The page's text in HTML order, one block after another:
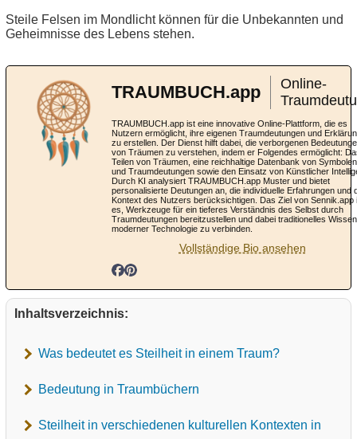
Steile Felsen im Mondlicht können für die Unbekannten und
Geheimnisse des Lebens stehen.
TRAUMBUCH.app
Online-
TRAUMBUCH.app ist eine innovative Online-Plattform, die es
Nutzern ermöglicht, ihre eigenen Traumdeutungen und
zu erstellen. Der Dienst hilft dabei, die verborgenen
von Träumen zu verstehen, indem er Folgendes ermöglicht:
Teilen von Träumen, eine reichhaltige Datenbank von Symbolen
und Traumdeutungen sowie den Einsatz von Künstlicher
Durch KI analysiert TRAUMBUCH.app Muster und bietet
personalisierte Deutungen an, die individuelle Erfahrungen und
Kontext des Nutzers berücksichtigen. Das Ziel von Sennik.app
es, Werkzeuge für ein tieferes Verständnis des Selbst durch
Traumdeutungen bereitzustellen und dabei traditionelles
moderner Technologie zu verbinden.
Vollständige Bio ansehen
Inhaltsverzeichnis:
Was bedeutet es Steilheit in einem Traum?
Bedeutung in Traumbüchern
Steilheit in verschiedenen kulturellen Kontexten in